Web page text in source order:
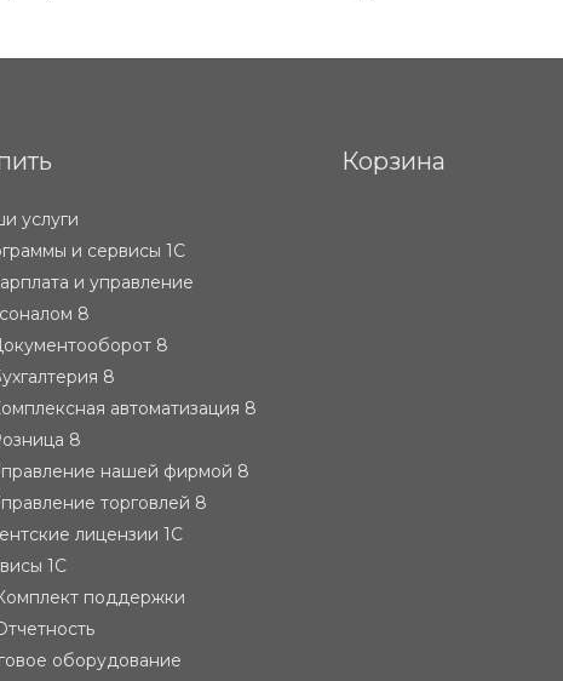
услуги
и сервисы 1С
и управление
8
8
8
автоматизация 8
8
нашей фирмой 8
торговлей 8
лицензии 1С
1С
поддержки
оборудование
Корзина